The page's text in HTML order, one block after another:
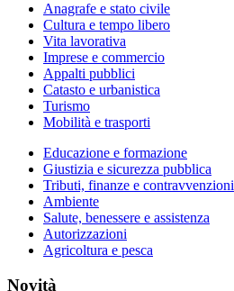
Anagrafe e stato civile
Cultura e tempo libero
Vita lavorativa
Imprese e commercio
Appalti pubblici
Catasto e urbanistica
Turismo
Mobilità e trasporti
Educazione e formazione
Giustizia e sicurezza pubblica
Tributi, finanze e contravvenzioni
Ambiente
Salute, benessere e assistenza
Autorizzazioni
Agricoltura e pesca
Novità